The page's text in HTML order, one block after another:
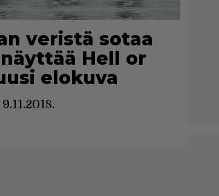
veristä sotaa
Hell or
elokuva